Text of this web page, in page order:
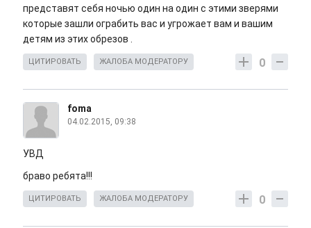
представят себя ночью один на один с этими зверями
которые зашли ограбить вас и угрожает вам и вашим
детям из этих обрезов .
0
ЦИТИРОВАТЬ ЖАЛОБА МОДЕРАТОРУ
foma
04.02.2015, 09:38
УВД
браво ребята!!!
0
ЦИТИРОВАТЬ ЖАЛОБА МОДЕРАТОРУ